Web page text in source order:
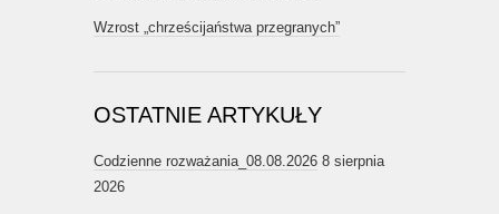
Wzrost „chrześcijaństwa przegranych”
OSTATNIE ARTYKUŁY
Codzienne rozważania_08.08.2026 8 sierpnia
2026